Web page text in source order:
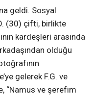
geldi. Sosyal
(30) çifti, birlikte
kardeşleri arasında
olduğu
gelerek F.G. ve
“Namus ve şerefim